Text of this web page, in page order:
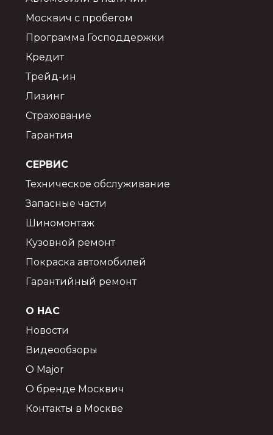
Москвич с пробегом
Программа Господдержки
Кредит
Трейд-ин
Лизинг
Страхование
Гарантия
СЕРВИС
Техническое обслуживание
Запасные части
Шиномонтаж
Кузовной ремонт
Покраска автомобилей
Гарантийный ремонт
О НАС
Новости
Видеообзоры
О Major
О бренде Москвич
Контакты в Москве